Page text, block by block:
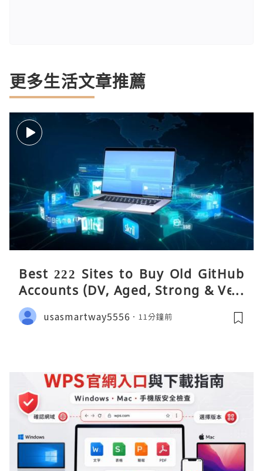
更多生活文章推薦
Best 222 Sites to Buy Old GitHub
Accounts (DV, Aged, Strong & Veri
fied)
usasmartway5556 11分鐘前